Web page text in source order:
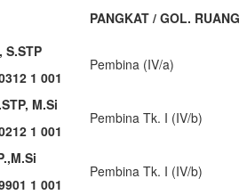
PANGKAT / GOL. RUANG
S.STP
1 001
Pembina (IV/a)
M.Si
1 001
Pembina Tk. I (IV/b)
1 001
Pembina Tk. I (IV/b)